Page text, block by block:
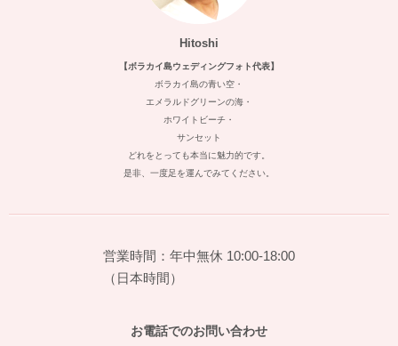
Hitoshi
【ボラカイ島ウェディングフォト代表】
ボラカイ島の青い空・
エメラルドグリーンの海・
ホワイトビーチ・
サンセット
どれをとっても本当に魅力的です。
是非、一度足を運んでみてください。
営業時間：年中無休 10:00-18:00
（日本時間）
お電話でのお問い合わせ